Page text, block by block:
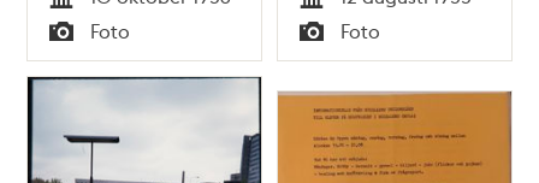
fotograferar den
nya gången för
tunnelbanetrafikanter
Högdalen
Tid
Typ
Foto Tid
Typ
Foto